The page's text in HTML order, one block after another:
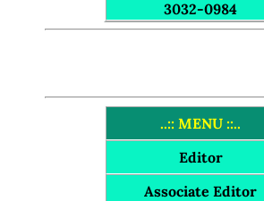
3032-0984
..:: MENU ::..
Editor
Associate Editor